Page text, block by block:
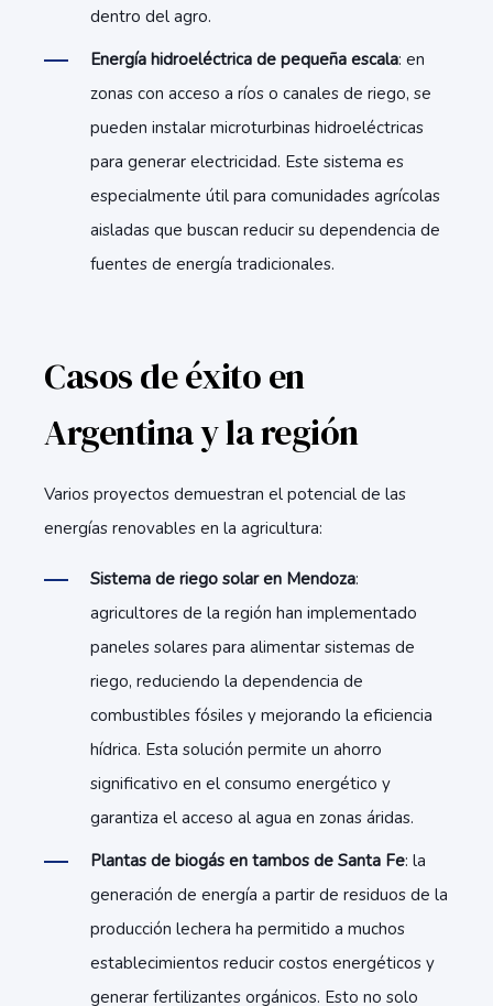
dentro del agro.
Energía hidroeléctrica de pequeña escala: en
zonas con acceso a ríos o canales de riego, se
pueden instalar microturbinas hidroeléctricas
para generar electricidad. Este sistema es
especialmente útil para comunidades agrícolas
aisladas que buscan reducir su dependencia de
fuentes de energía tradicionales.
Casos de éxito en
Argentina y la región
Varios proyectos demuestran el potencial de las
energías renovables en la agricultura:
Sistema de riego solar en Mendoza:
agricultores de la región han implementado
paneles solares para alimentar sistemas de
riego, reduciendo la dependencia de
combustibles fósiles y mejorando la eficiencia
hídrica. Esta solución permite un ahorro
significativo en el consumo energético y
garantiza el acceso al agua en zonas áridas.
Plantas de biogás en tambos de Santa Fe: la
generación de energía a partir de residuos de la
producción lechera ha permitido a muchos
establecimientos reducir costos energéticos y
generar fertilizantes orgánicos. Esto no solo